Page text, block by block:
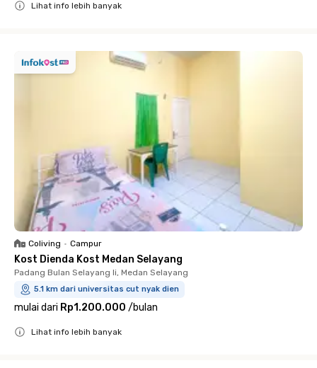
Lihat info lebih banyak
Coliving • Campur
Kost Dienda Kost Medan Selayang
Padang Bulan Selayang Ii, Medan Selayang
5.1 km dari universitas cut nyak dien
mulai dari Rp1.200.000 /bulan
Lihat info lebih banyak